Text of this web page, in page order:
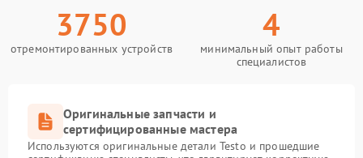
3750
отремонтированных устройств
4
минимальный опыт работы
специалистов
Оригинальные запчасти и
сертифицированные мастера
Используются оригинальные детали Testo и прошедшие